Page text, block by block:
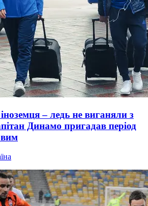
– ледь не виганяли з
Динамо пригадав період